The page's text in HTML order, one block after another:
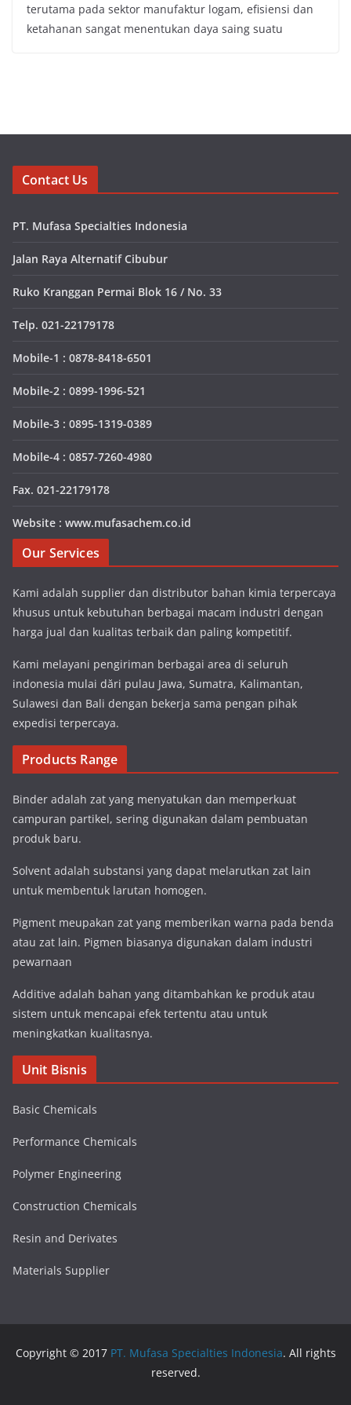
terutama pada sektor manufaktur logam, efisiensi dan
ketahanan sangat menentukan daya saing suatu
Contact Us
PT. Mufasa Specialties Indonesia
Jalan Raya Alternatif Cibubur
Ruko Kranggan Permai Blok 16 / No. 33
Telp. 021-22179178
Mobile-1 : 0878-8418-6501
Mobile-2 : 0899-1996-521
Mobile-3 : 0895-1319-0389
Mobile-4 : 0857-7260-4980
Fax. 021-22179178
Website : www.mufasachem.co.id
Our Services
Kami adalah supplier dan distributor bahan kimia terpercaya
khusus untuk kebutuhan berbagai macam industri dengan
harga jual dan kualitas terbaik dan paling kompetitif.
Kami melayani pengiriman berbagai area di seluruh
indonesia mulai dări pulau Jawa, Sumatra, Kalimantan,
Sulawesi dan Bali dengan bekerja sama pengan pihak
expedisi terpercaya.
Products Range
Binder adalah zat yang menyatukan dan memperkuat
campuran partikel, sering digunakan dalam pembuatan
produk baru.
Solvent adalah substansi yang dapat melarutkan zat lain
untuk membentuk larutan homogen.
Pigment meupakan zat yang memberikan warna pada benda
atau zat lain. Pigmen biasanya digunakan dalam industri
pewarnaan
Additive adalah bahan yang ditambahkan ke produk atau
sistem untuk mencapai efek tertentu atau untuk
meningkatkan kualitasnya.
Unit Bisnis
Basic Chemicals
Performance Chemicals
Polymer Engineering
Construction Chemicals
Resin and Derivates
Materials Supplier
Copyright © 2017 PT. Mufasa Specialties Indonesia. All rights
reserved.